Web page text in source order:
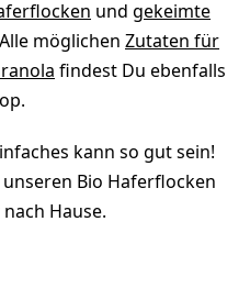
und gekeimte
möglichen Zutaten für
findest Du ebenfalls
kann so gut sein!
Bio Haferflocken
Hause.